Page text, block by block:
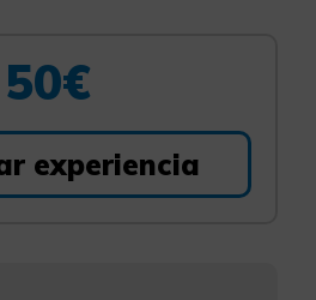
50€
experiencia